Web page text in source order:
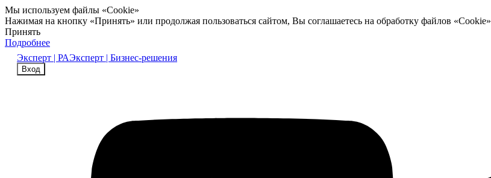
Мы используем файлы «Cookie»
Нажимая на кнопку «Принять» или продолжая пользоваться сайтом, Вы соглашаетесь на обработку файлов
Принять
Подробнее
Эксперт | РАЭксперт | Бизнес-решения
Вход